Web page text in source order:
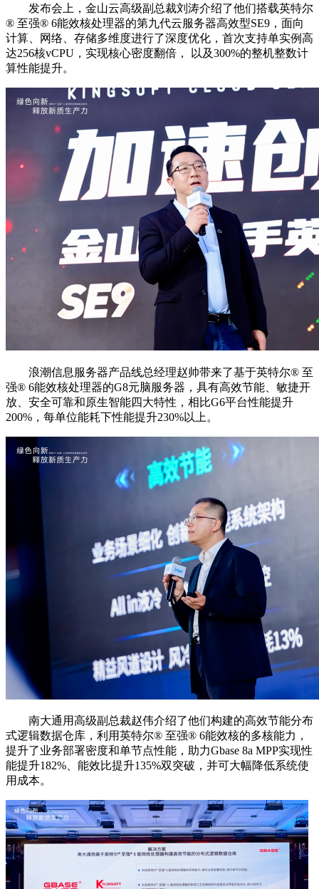
发布会上，金山云高级副总裁刘涛介绍了他们搭载英特尔
®️ 至强®️ 6能效核处理器的第九代云服务器高效型SE9，面向
计算、网络、存储多维度进行了深度优化，首次支持单实例高
达256核vCPU，实现核心密度翻倍， 以及300%的整机整数计
算性能提升。
浪潮信息服务器产品线总经理赵帅带来了基于英特尔®️ 至
强®️ 6能效核处理器的G8元脑服务器，具有高效节能、敏捷开
放、安全可靠和原生智能四大特性，相比G6平台性能提升
200%，每单位能耗下性能提升230%以上。
南大通用高级副总裁赵伟介绍了他们构建的高效节能分布
式逻辑数据仓库，利用英特尔®️ 至强®️ 6能效核的多核能力，
提升了业务部署密度和单节点性能，助力Gbase 8a MPP实现性
能提升182%、能效比提升135%双突破，并可大幅降低系统使
用成本。